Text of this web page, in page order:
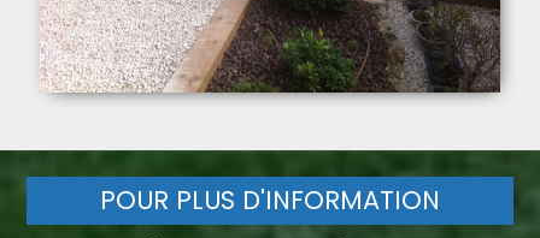
POUR PLUS D'INFORMATION